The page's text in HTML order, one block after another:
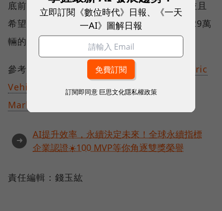
底前將該公司市場擴大至30個以上的地區，並且
希望在2025年底將產量提高10倍，達到每年29萬
輛的產量。
參考資料： Tech Crunch、FX Street
Electric
Vehicles
Electric Vehicles、Tesla Rati
Market Watch
➜
AI提升效率，永續決定未來！全球永續指標
企業認證☀️100 MVP等你角逐雙獎榮譽
責任編輯：錢玉紘
立即訂閱《數位時代》日報、《一天
一AI》圖解日報
訂閱即同意 巨思文化隱私權政策